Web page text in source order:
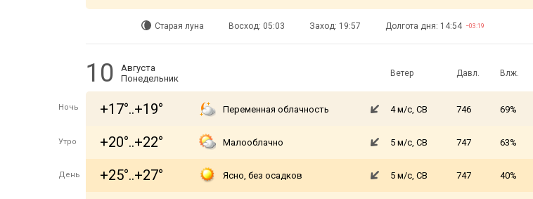
Старая луна Восход: 05:03 Заход: 19:57 Долгота дня: 14:54 −03:19
10
Августа
Понедельник
Ветер Давл. Влж.
Ночь +17°..+19° Переменная облачность 4 м/с, СВ 746 69%
Утро +20°..+22° Малооблачно 5 м/с, СВ 747 63%
День +25°..+27° Ясно, без осадков 5 м/с, СВ 747 40%